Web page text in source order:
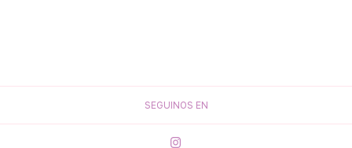
SEGUINOS EN